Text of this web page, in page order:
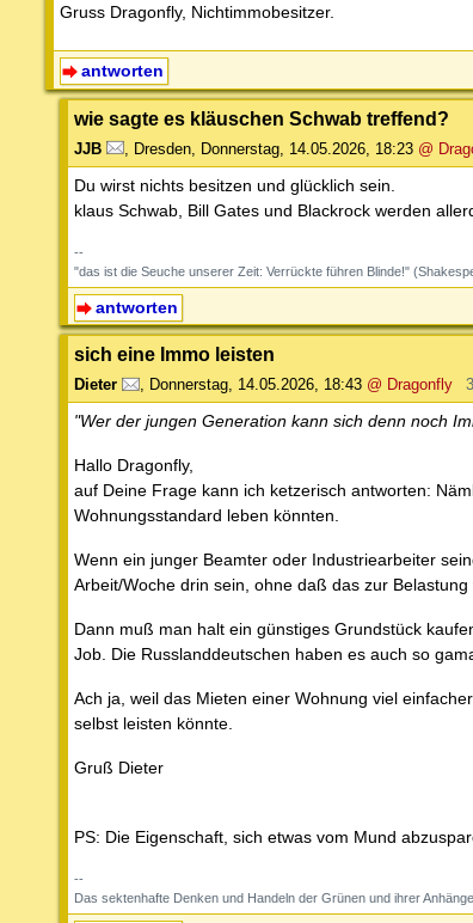
Gruss Dragonfly, Nichtimmobesitzer.
antworten
wie sagte es kläuschen Schwab treffend?
JJB Dresden Donnerstag, 14.05.2026, 18:23 @
Du wirst nichts besitzen und glücklich sein.
klaus Schwab, Bill Gates und Blackrock werden
--
"das ist die Seuche unserer Zeit: Verrückte führen Blinde!"
antworten
sich eine Immo leisten
Dieter , Donnerstag, 14.05.2026, 18:43 @ Dragonfly
"Wer der jungen Generation kann sich denn noch
Hallo Dragonfly,
auf Deine Frage kann ich ketzerisch antworten:
Wohnungsstandard leben könnten.
Wenn ein junger Beamter oder Industriearbeiter
Arbeit/Woche drin sein, ohne daß das zur
Dann muß man halt ein günstiges Grundstück
Job. Die Russlanddeutschen haben es auch so
Ach ja, weil das Mieten einer Wohnung viel
selbst leisten könnte.
Gruß Dieter
PS: Die Eigenschaft, sich etwas vom Mund
--
Das sektenhafte Denken und Handeln der Grünen und ihrer